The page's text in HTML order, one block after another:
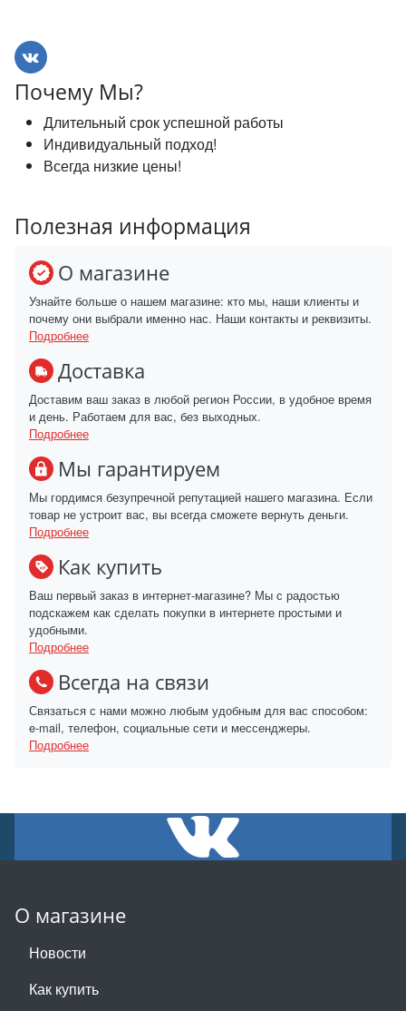
Почему Мы?
Длительный срок успешной работы
Индивидуальный подход!
Всегда низкие цены!
Полезная информация
О магазине
Узнайте больше о нашем магазине: кто мы, наши клиенты и
почему они выбрали именно нас. Наши контакты и реквизиты.
Подробнее
Доставка
Доставим ваш заказ в любой регион России, в удобное время
и день. Работаем для вас, без выходных.
Подробнее
Мы гарантируем
Мы гордимся безупречной репутацией нашего магазина. Если
товар не устроит вас, вы всегда сможете вернуть деньги.
Подробнее
Как купить
Ваш первый заказ в интернет-магазине? Мы с радостью
подскажем как сделать покупки в интернете простыми и
удобными.
Подробнее
Всегда на связи
Связаться с нами можно любым удобным для вас способом:
e-mail, телефон, социальные сети и мессенджеры.
Подробнее
О магазине
Новости
Как купить